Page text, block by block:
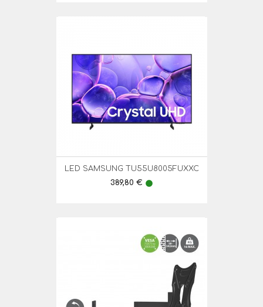
LED SAMSUNG TU55U8005FUXXC
Preço
389,80 € lens